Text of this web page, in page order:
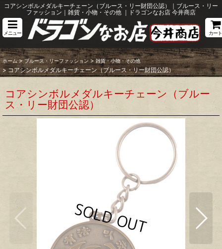
コアシンボルメダルキーチェーン（ブルース・リー財団公認）｜ブルース・リー
ファッション｜雑貨・小物・その他 ｜ドラゴンなお店 今井商店
メニュー カート
ホーム > ブルース・リーファッション > 雑貨・小物・その他
> コアシンボルメダルキーチェーン（ブルース・リー財団公認）
コアシンボルメダルキーチェーン（ブルー
ス・リー財団公認）